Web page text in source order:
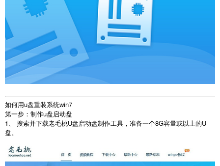
如何用u盘重装系统win7
第一步：制作u盘启动盘
1、 搜索并下载老毛桃U盘启动盘制作工具，准备一个8G容量或以上的U
盘。